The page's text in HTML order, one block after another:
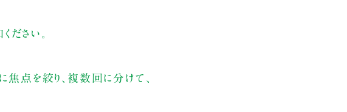
さい。
点を絞り、複数回に分けて、